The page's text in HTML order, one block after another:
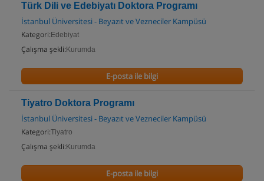
Türk Dili ve Edebiyatı Doktora Programı
İstanbul Üniversitesi - Beyazıt ve Vezneciler Kampüsü
Kategori: Edebiyat
Çalışma şekli: Kurumda
E-posta ile bilgi
Tiyatro Doktora Programı
İstanbul Üniversitesi - Beyazıt ve Vezneciler Kampüsü
Kategori:Tiyatro
Çalışma şekli: Kurumda
E-posta ile bilgi